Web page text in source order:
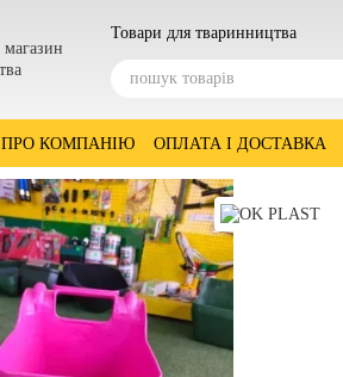
Товари для тваринництва
ПРО КОМПАНІЮ ОПЛАТА І ДОСТАВКА